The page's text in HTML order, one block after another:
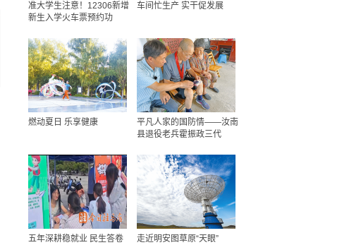
准大学生注意！12306新增
新生入学火车票预约功
车间忙生产 实干促发展
燃动夏日 乐享健康
平凡人家的国防情——汝南
县退役老兵霍振政三代
五年深耕稳就业 民生答卷
走近明安图草原“天眼”